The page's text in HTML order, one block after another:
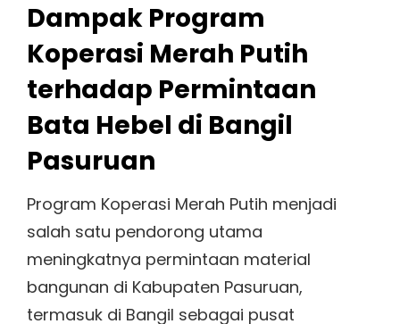
Dampak Program
Koperasi Merah Putih
terhadap Permintaan
Bata Hebel di Bangil
Pasuruan
Program Koperasi Merah Putih menjadi
salah satu pendorong utama
meningkatnya permintaan material
bangunan di Kabupaten Pasuruan,
termasuk di Bangil sebagai pusat